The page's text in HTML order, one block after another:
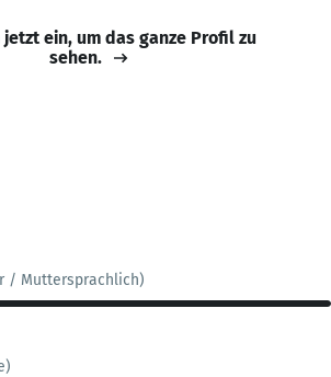
jetzt ein, um das ganze Profil zu
sehen.
/ Muttersprachlich)